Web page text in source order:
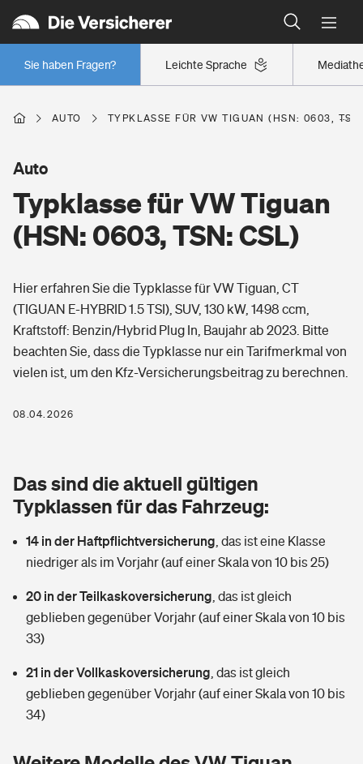
Leichte Sprache
Sie haben Fragen?
Wer versichert was: Jetzt Versicherer finden
Regionalklassen: So ist Ihre Region eingestuft
Wer versichert was: Jetzt Versicherer finden
Berufsunfähigkeitsversicherung
Erwerbsunfähigkeitsversicherung
Grundfähigkeitsversicherung
Arbeitsrechtsschutz
Berufshaftpflichtversicherung
Zur Übersicht
Tools
Wer versichert was: Jetzt Versicherer finden
Sie haben Fragen?
Wohnen
Glasversicherung
Mietkautionsversicherung
Restkreditversicherung
Tools
Freizeit
Pri­vate Haft­pflicht­
Kinderunfall­ver­si­che­rung
Kinderinvalidität
Reiseversicherung
Hundehalter-Haftpflicht
Handyversicherung
Gesundheit
Private Krankenversicherung
Dread-Disease-Versicherung
Tierkrankenversicherung
Tools
Wer versichert was: Jetzt Versicherer finden
AUTO TYPKLASSE FÜR VW TIGUAN (HSN: 0603,
Typklasse für VW Tiguan
(HSN: 0603, TSN: CSL)
Auto
Hier erfahren Sie die Typklasse für VW Tiguan, CT
(TIGUAN E-HYBRID 1.5 TSI), SUV, 130 kW, 1498 ccm,
Kraftstoff: Benzin/Hybrid Plug In, Baujahr ab 2023. Bitte
beachten Sie, dass die Typklasse nur ein Tarifmerkmal von
vielen ist, um den Kfz-Versicherungsbeitrag zu berechnen.
08.04.2026
Das sind die aktuell gültigen
Typklassen für das Fahrzeug:
14 in der Haftpflichtversicherung das ist eine Klasse
niedriger als im Vorjahr (auf einer Skala von 10 bis 25)
20 in der Teilkaskoversicherung das ist gleich
geblieben gegenüber Vorjahr (auf einer Skala von 10 bis
33)
21 in der Vollkaskoversicherung das ist gleich
geblieben gegenüber Vorjahr (auf einer Skala von 10 bis
34)